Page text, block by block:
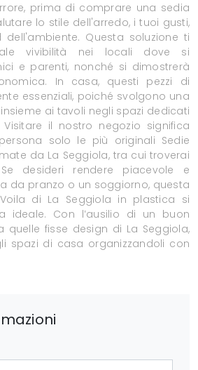
prima di comprare una sedia
lo stile dell'arredo, i tuoi gusti,
Questa soluzione ti
vivibilità nei locali dove si
e parenti, nonché si dimostrerà
In casa, questi pezzi di
essenziali, poiché svolgono una
ai tavoli negli spazi dedicati
Visitare il nostro negozio significa
solo le più originali Sedie
da La Seggiola, tra cui troverai
desideri rendere piacevole e
da pranzo o un soggiorno, questa
di La Seggiola in plastica si
ideale. Con l’ausilio di un buon
quelle fisse design di La Seggiola,
spazi di casa organizzandoli con